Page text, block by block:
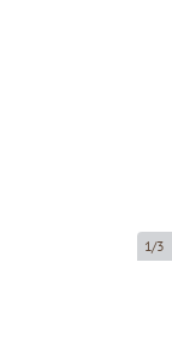
1/3